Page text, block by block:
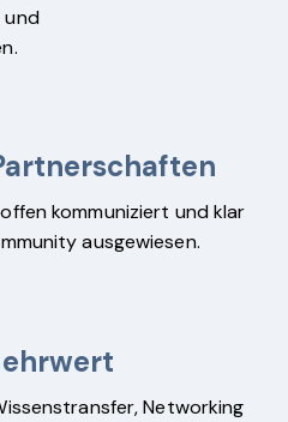
kommuniziert und klar
ausgewiesen.
Networking